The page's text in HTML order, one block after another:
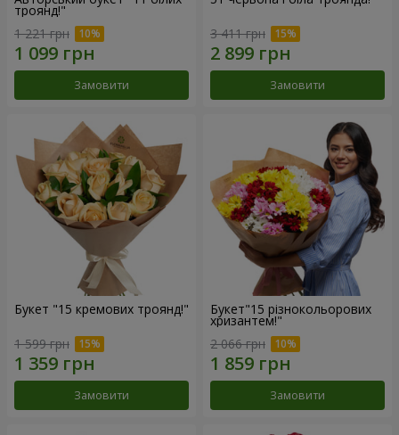
троянд!"
1 221 грн
Замовити
3 411 грн
Замовити
Букет "15 кремових троянд!"
1 599 грн
Замовити
Букет"15 різнокольорових
хризантем!"
2 066 грн
Замовити